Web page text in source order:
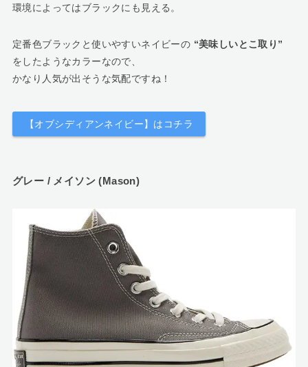
環境によってはブラックにも見える。
定番色ブラックと使いやすいネイビーの “美味しいとこ取り”
をしたようなカラーなので、
かなり人気が出そうな気配ですね！
【オブシディアンネイビー】はコチラ
グレー / メイソン (Mason)